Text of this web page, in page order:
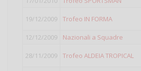
19/12/2009 Trofeo IN FORMA
12/12/2009 Nazionali a Squadre
28/11/2009 Trofeo ALDEIA TROPICAL